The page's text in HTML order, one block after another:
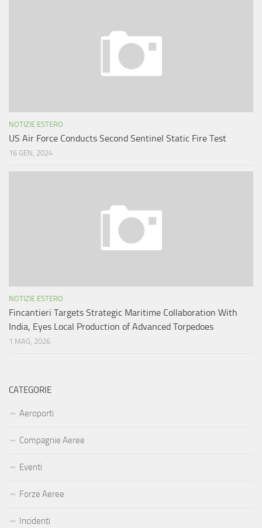
NOTIZIE ESTERO
US Air Force Conducts Second Sentinel Static Fire Test
16 GEN, 2024
NOTIZIE ESTERO
Fincantieri Targets Strategic Maritime Collaboration With
India, Eyes Local Production of Advanced Torpedoes
1 MAG, 2026
CATEGORIE
Aeroporti
Compagnie Aeree
Eventi
Forze Aeree
Incidenti